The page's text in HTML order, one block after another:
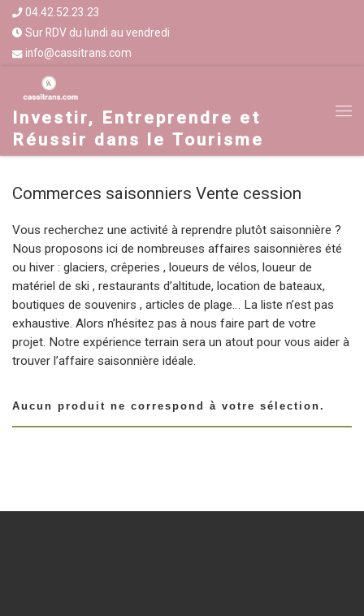
04.42.52.23.23
Sur RDV du lundi au vendredi
info@cassitrans.com
Investir, Entreprendre et
Réussir dans le Tourisme
Commerces saisonniers Vente cession
Vous recherchez une activité à reprendre plutôt saisonnière ?
Nous proposons ici de nombreuses affaires saisonnières été
ou hiver : glaciers, crêperies , loueurs de vélos, loueur de
matériel de ski , restaurants d’altitude, location de bateaux,
boutiques de souvenirs , articles de plage… La liste n’est pas
exhaustive. Alors n’hésitez pas à nous faire part de votre
projet. Notre expérience terrain sera un atout pour vous aider à
trouver l’affaire saisonnière idéale.
Aucun produit ne correspond à votre sélection.